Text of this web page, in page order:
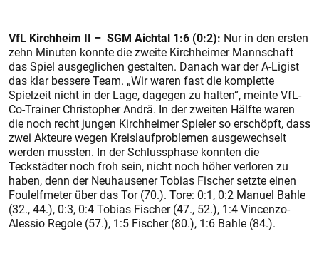
VfL Kirchheim II – SGM Aichtal 1:6 (0:2): Nur in den ersten
zehn Minuten konnte die zweite Kirchheimer Mannschaft
das Spiel ausgeglichen gestalten. Danach war der A-Ligist
das klar bessere Team. „Wir waren fast die komplette
Spielzeit nicht in der Lage, dagegen zu halten“, meinte VfL-
Co-Trainer Christopher Andrä. In der zweiten Hälfte waren
die noch recht jungen Kirchheimer Spieler so erschöpft, dass
zwei Akteure wegen Kreislaufproblemen ausgewechselt
werden mussten. In der Schlussphase konnten die
Teckstädter noch froh sein, nicht noch höher verloren zu
haben, denn der Neuhausener Tobias Fischer setzte einen
Foulelfmeter über das Tor (70.). Tore: 0:1, 0:2 Manuel Bahle
(32., 44.), 0:3, 0:4 Tobias Fischer (47., 52.), 1:4 Vincenzo-
Alessio Regole (57.), 1:5 Fischer (80.), 1:6 Bahle (84.).